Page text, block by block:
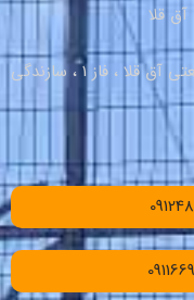
قلا
دفتر فروش : گلستان ، گرگان ، شهرک صنعتی آق قلا ، فاز 1 ، سازندگی